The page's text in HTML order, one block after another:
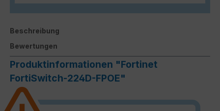
Beschreibung
Bewertungen
Produktinformationen "Fortinet
FortiSwitch-224D-FPOE"